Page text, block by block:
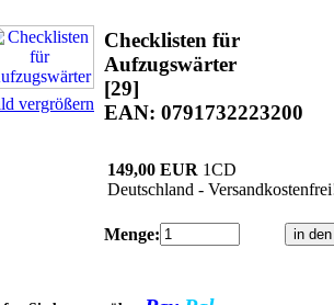
vergrößern
Checklisten für
Aufzugswärter
[29]
EAN: 0791732223200
149,00 EUR 1CD
Deutschland -
Menge: